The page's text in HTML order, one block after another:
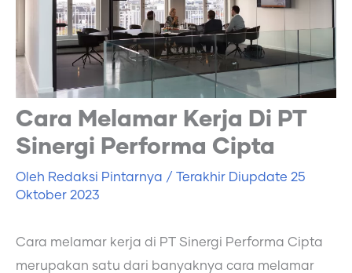
Cara Melamar Kerja Di PT
Sinergi Performa Cipta
Oleh Redaksi Pintarnya / Terakhir Diupdate 25
Oktober 2023
Cara melamar kerja di PT Sinergi Performa Cipta
merupakan satu dari banyaknya cara melamar